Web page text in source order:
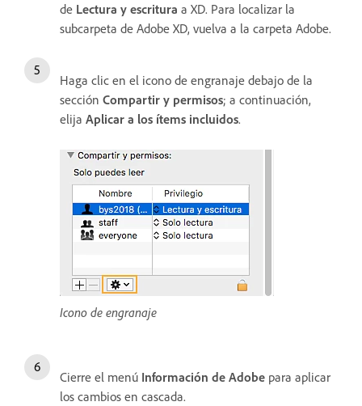
de Lectura y escritura a XD. Para localizar la
subcarpeta de Adobe XD, vuelva a la carpeta Adobe.
Haga clic en el icono de engranaje debajo de la
sección Compartir y permisos; a continuación,
elija Aplicar a los ítems incluidos.
Icono de engranaje
Cierre el menú Información de Adobe para aplicar
los cambios en cascada.